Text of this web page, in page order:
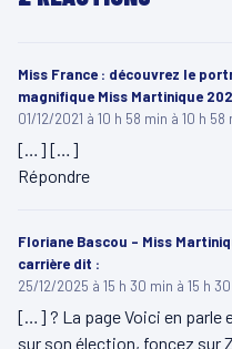
Miss France : découvrez le
magnifique Miss Martinique
01/12/2021 à 10 h 58 min à 10 h 58
[…] […]
Répondre
Floriane Bascou – Miss
carrière dit :
25/12/2025 à 15 h 30 min à 15 h
[…] ? La page Voici en parle
sur son élection, foncez sur